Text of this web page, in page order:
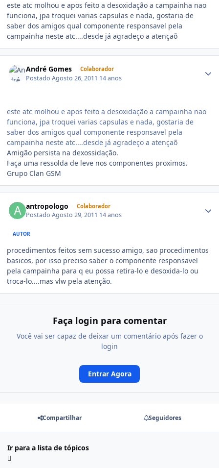
este atc molhou e apos feito a desoxidação a campainha nao
funciona, jpa troquei varias capsulas e nada, gostaria de
saber dos amigos qual componente responsavel pela
campainha neste atc....desde já agradeço a atençaõ
André Gomes Colaborador
PostadoAgosto 26, 2011 14 anos
este atc molhou e apos feito a desoxidação a campainha nao
funciona, jpa troquei varias capsulas e nada, gostaria de
saber dos amigos qual componente responsavel pela
campainha neste atc....desde já agradeço a atençaõ
Amigão persista na dexossidação.
Faça uma ressolda de leve nos componentes proximos.
Grupo Clan GSM
antropologo Colaborador
PostadoAgosto 29, 2011 14 anos
AUTOR
procedimentos feitos sem sucesso amigo, sao procedimentos
basicos, por isso preciso saber o componente responsavel
pela campainha para q eu possa retira-lo e desoxida-lo ou
troca-lo....mas vlw pela atenção.
Faça login para comentar
Você vai ser capaz de deixar um comentário após fazer o
login
Entrar Agora
Compartilhar Seguidores
Ir para a lista de tópicos